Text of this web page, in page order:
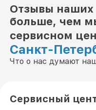
Отзывы наших
больше, чем
сервисном
Санкт-
Что о нас думают
Сервисный